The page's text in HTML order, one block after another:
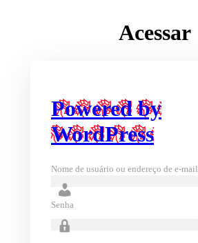
Acessar
Powered by
WordPress
Nome de usuário ou endereço de e-mail
Senha